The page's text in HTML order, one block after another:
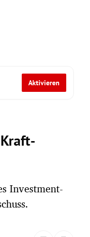
Aktivieren
Investment-